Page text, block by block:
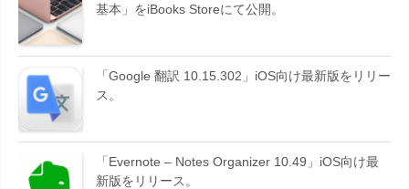
基本」をiBooks Storeにて公開。
「Google 翻訳 10.15.302」iOS向け最新版をリリー
ス。
「Evernote – Notes Organizer 10.49」iOS向け最
新版をリリース。